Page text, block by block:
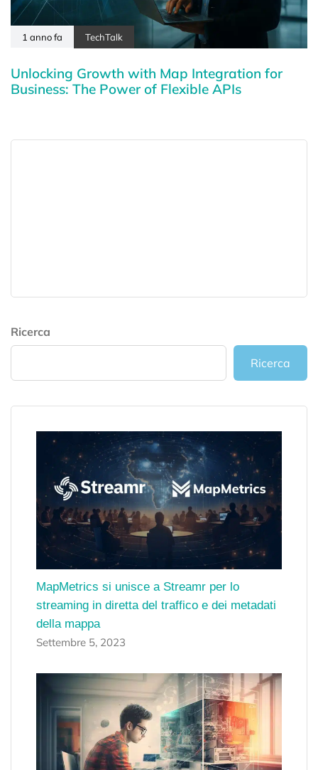
1 anno fa TechTalk
Unlocking Growth with Map Integration for
Business: The Power of Flexible APIs
Ricerca
Ricerca
MapMetrics si unisce a Streamr per lo
streaming in diretta del traffico e dei metadati
della mappa
Settembre 5, 2023